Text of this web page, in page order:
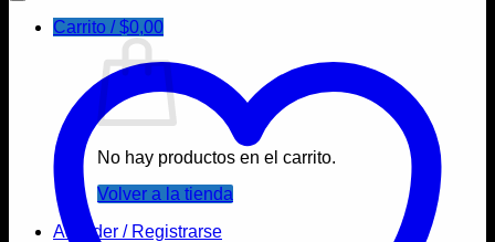
Carrito /$0,00
No hay productos en el carrito.
Volver a la tienda
Acceder / Registrarse